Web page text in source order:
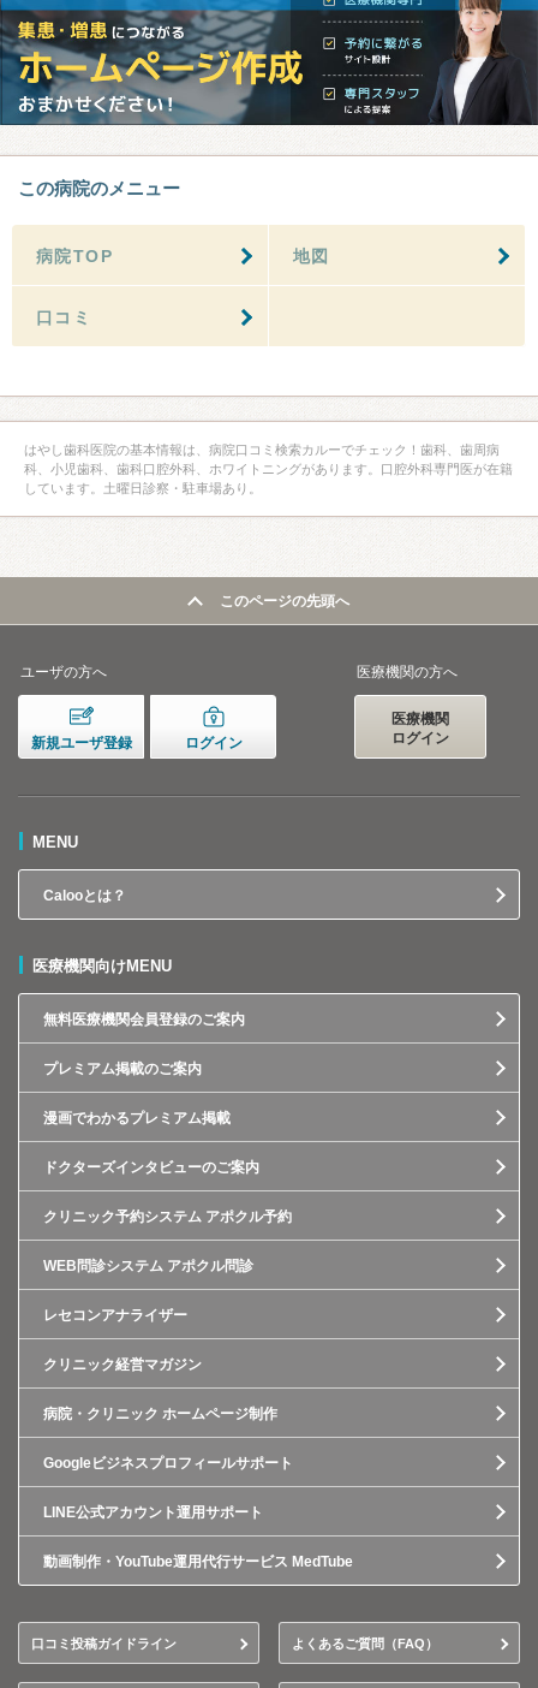
この病院のメニュー
病院TOP 地図
口コミ
はやし歯科医院の基本情報は、病院口コミ検索カルーでチェック！歯科、歯周病
科、小児歯科、歯科口腔外科、ホワイトニングがあります。口腔外科専門医が在籍
しています。土曜日診察・駐車場あり。
このページの先頭へ
ユーザの方へ
新規ユーザ登録 ログイン
医療機関の方へ
医療機関
ログイン
MENU
Calooとは？
医療機関向けMENU
無料医療機関会員登録のご案内
プレミアム掲載のご案内
漫画でわかるプレミアム掲載
ドクターズインタビューのご案内
クリニック予約システム アポクル予約
WEB問診システム アポクル問診
レセコンアナライザー
クリニック経営マガジン
病院・クリニック ホームページ制作
Googleビジネスプロフィールサポート
LINE公式アカウント運用サポート
動画制作・YouTube運用代行サービス MedTube
口コミ投稿ガイドライン よくあるご質問（FAQ）